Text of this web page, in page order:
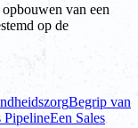
van een
op de
Begrip van
PipelineEen Sales